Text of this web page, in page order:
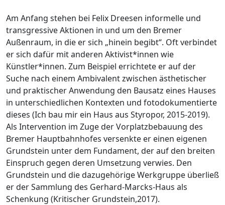
Am Anfang stehen bei Felix Dreesen informelle und
transgressive Aktionen in und um den Bremer
Außenraum, in die er sich „hinein begibt“. Oft verbindet
er sich dafür mit anderen Aktivist*innen wie
Künstler*innen. Zum Beispiel errichtete er auf der
Suche nach einem Ambivalent zwischen ästhetischer
und praktischer Anwendung den Bausatz eines Hauses
in unterschiedlichen Kontexten und fotodokumentierte
dieses (Ich bau mir ein Haus aus Styropor, 2015-2019).
Als Intervention im Zuge der Vorplatzbebauung des
Bremer Hauptbahnhofes versenkte er einen eigenen
Grundstein unter dem Fundament, der auf den breiten
Einspruch gegen deren Umsetzung verwies. Den
Grundstein und die dazugehörige Werkgruppe überließ
er der Sammlung des Gerhard-Marcks-Haus als
Schenkung (Kritischer Grundstein,2017).